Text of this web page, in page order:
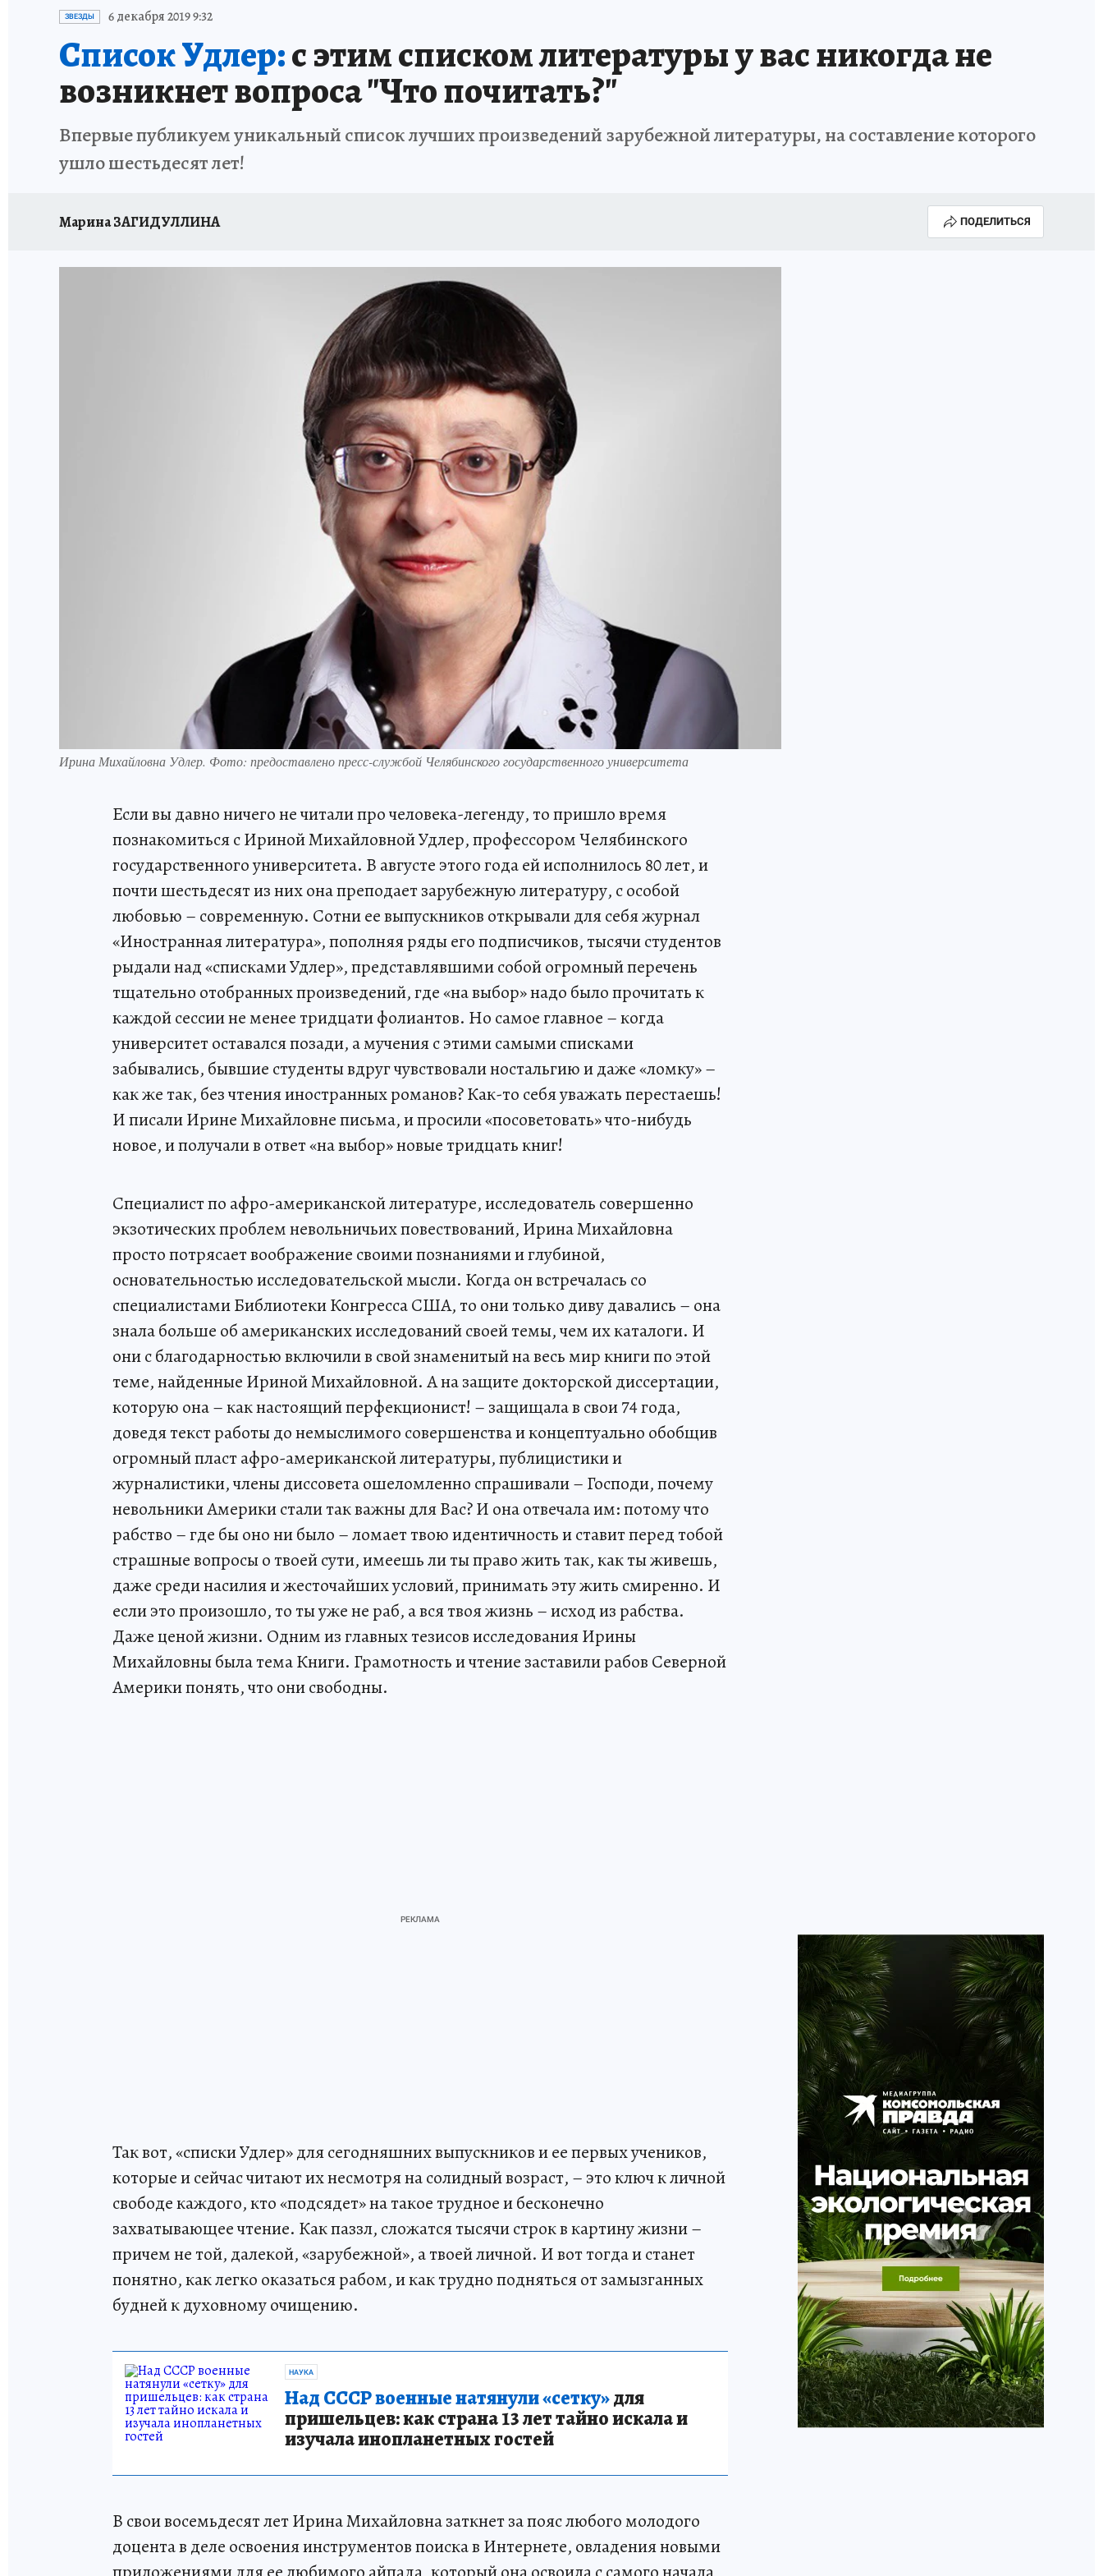
ИСПЫТАНО НА СЕБЕ
ЗВЕЗДЫ 6 декабря 2019 9:32
Список Удлер:с этим списком литературы у вас никогда не
возникнет вопроса "Что почитать?"
Впервые публикуем уникальный список лучших произведений зарубежной литературы, на составление которого
ушло шестьдесят лет!
Марина ЗАГИДУЛЛИНА ПОДЕЛИТЬСЯ
Ирина Михайловна Удлер. Фото: предоставлено пресс-службой Челябинского государственного университета
Если вы давно ничего не читали про человека-легенду, то пришло время
познакомиться с Ириной Михайловной Удлер, профессором Челябинского
государственного университета. В августе этого года ей исполнилось 80 лет, и
почти шестьдесят из них она преподает зарубежную литературу, с особой
любовью – современную. Сотни ее выпускников открывали для себя журнал
«Иностранная литература», пополняя ряды его подписчиков, тысячи студентов
рыдали над «списками Удлер», представлявшими собой огромный перечень
тщательно отобранных произведений, где «на выбор» надо было прочитать к
каждой сессии не менее тридцати фолиантов. Но самое главное – когда
университет оставался позади, а мучения с этими самыми списками
забывались, бывшие студенты вдруг чувствовали ностальгию и даже «ломку» –
как же так, без чтения иностранных романов? Как-то себя уважать перестаешь!
И писали Ирине Михайловне письма, и просили «посоветовать» что-нибудь
новое, и получали в ответ «на выбор» новые тридцать книг!
Специалист по афро-американской литературе, исследователь совершенно
экзотических проблем невольничьих повествований, Ирина Михайловна
просто потрясает воображение своими познаниями и глубиной,
основательностью исследовательской мысли. Когда он встречалась со
специалистами Библиотеки Конгресса США, то они только диву давались – она
знала больше об американских исследований своей темы, чем их каталоги. И
они с благодарностью включили в свой знаменитый на весь мир книги по этой
теме, найденные Ириной Михайловной. А на защите докторской диссертации,
которую она – как настоящий перфекционист! – защищала в свои 74 года,
доведя текст работы до немыслимого совершенства и концептуально обобщив
огромный пласт афро-американской литературы, публицистики и
журналистики, члены диссовета ошеломленно спрашивали – Господи, почему
невольники Америки стали так важны для Вас? И она отвечала им: потому что
рабство – где бы оно ни было – ломает твою идентичность и ставит перед тобой
страшные вопросы о твоей сути, имеешь ли ты право жить так, как ты живешь,
даже среди насилия и жесточайших условий, принимать эту жить смиренно. И
если это произошло, то ты уже не раб, а вся твоя жизнь – исход из рабства.
Даже ценой жизни. Одним из главных тезисов исследования Ирины
Михайловны была тема Книги. Грамотность и чтение заставили рабов Северной
Америки понять, что они свободны.
Так вот, «списки Удлер» для сегодняшних выпускников и ее первых учеников,
которые и сейчас читают их несмотря на солидный возраст, – это ключ к личной
свободе каждого, кто «подсядет» на такое трудное и бесконечно
захватывающее чтение. Как паззл, сложатся тысячи строк в картину жизни –
причем не той, далекой, «зарубежной», а твоей личной. И вот тогда и станет
понятно, как легко оказаться рабом, и как трудно подняться от замызганных
будней к духовному очищению.
НАУКА
Над СССР военные натянули «сетку»для
пришельцев: как страна 13 лет тайно искала и
изучала инопланетных гостей
В свои восемьдесят лет Ирина Михайловна заткнет за пояс любого молодого
доцента в деле освоения инструментов поиска в Интернете, овладения новыми